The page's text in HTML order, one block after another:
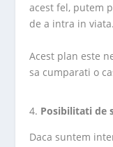
acest fel, putem
de a intra in viata.
Acest plan este
sa cumparati o
Posibilitati de
Daca suntem